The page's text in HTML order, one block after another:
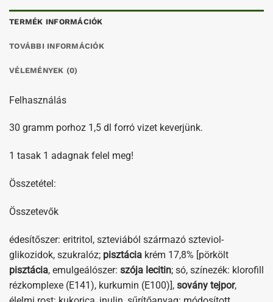
TERMÉK INFORMÁCIÓK
TOVÁBBI INFORMÁCIÓK
VÉLEMÉNYEK (0)
Felhasználás
30 gramm porhoz 1,5 dl forró vizet keverjünk.
1 tasak 1 adagnak felel meg!
Összetétel:
Összetevők
édesítőszer: eritritol, szteviából származó szteviol-
glikozidok, szukralóz; pisztácia krém 17,8% [pörkölt
pisztácia, emulgeálószer: szója lecitin; só, színezék: klorofill
rézkomplexe (E141), kurkumin (E100)], sovány tejpor,